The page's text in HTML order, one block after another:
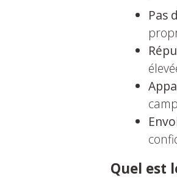
Pas
Quel est